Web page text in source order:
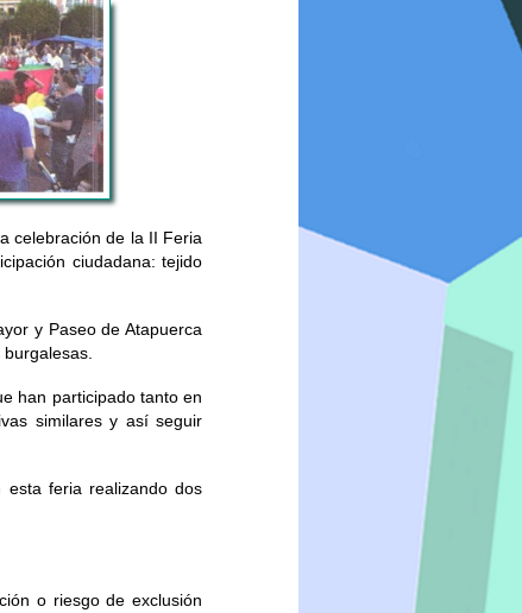
celebración de la II Feria
ciudadana: tejido
y Paseo de Atapuerca
han participado tanto en
similares y así seguir
esta feria realizando dos
o riesgo de exclusión